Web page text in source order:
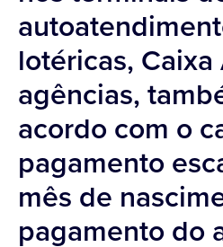
lotéricas,
agências,
acordo com o
pagamento
mês de
pagamento do